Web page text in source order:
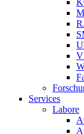
Services
Labore